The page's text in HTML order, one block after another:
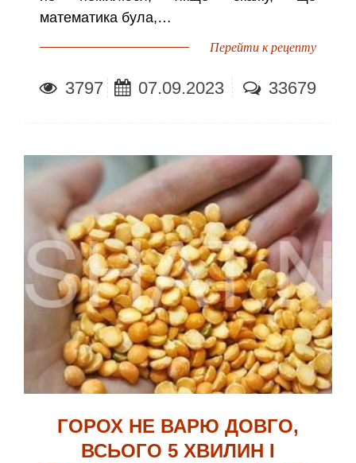
математика була,…
Перейти к рецепту
3797 07.09.2023 33679
ГОРОХ НЕ ВАРЮ ДОВГО,
ВСЬОГО 5 ХВИЛИН І